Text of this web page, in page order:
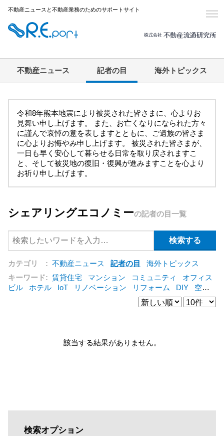
不動産ニュースと不動産業務のためのサポートサイト
不動産ニュース 記者の目 海外トピックス
令和8年熊本地震により被災された皆さまに、心よりお
見舞い申し上げます。 また、お亡くなりになられた方々
に謹んで哀悼の意を表しますとともに、ご遺族の皆さま
に心よりお悔やみ申し上げます。 被災された皆さまが、
一日も早く安心して暮らせる日常を取り戻されますこ
と、そして被災地の復旧・復興が進みますことを心より
お祈り申し上げます。
シェアリングエコノミーの記者の目一覧
カテゴリ : 不動産ニュース 記者の目
海外トピックス
キーワード: 賃貸住宅 マンション コミュニティ
オフィス
ビル
ホテル IoT リノベーション リフォーム DIY
空き
シェアリングエコノミー 建売住宅
管理
公営住宅 三菱地所 仲介[+]
該当する結果がありません。
検索オプション